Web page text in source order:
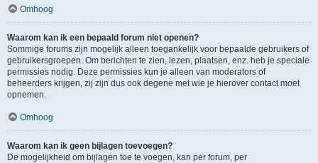
Omhoog
Waarom kan ik een bepaald forum niet openen?
Sommige forums zijn mogelijk alleen toegankelijk voor bepaalde gebruikers of
gebruikersgroepen. Om berichten te zien, lezen, plaatsen, enz. heb je speciale
permissies nodig. Deze permissies kun je alleen van moderators of
beheerders krijgen, zij zijn dus ook degene met wie je hierover contact moet
opnemen.
Omhoog
Waarom kan ik geen bijlagen toevoegen?
De mogelijkheid om bijlagen toe te voegen, kan per forum, per